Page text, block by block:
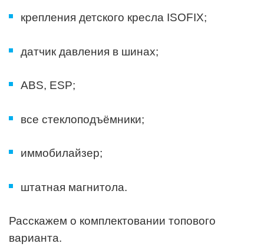
крепления детского кресла ISOFIX;
датчик давления в шинах;
ABS, ESP;
все стеклоподъёмники;
иммобилайзер;
штатная магнитола.
Расскажем о комплектовании топового
варианта.